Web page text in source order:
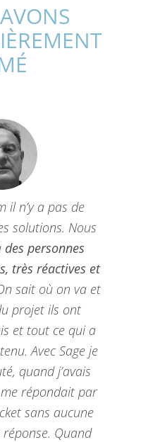
il n’y a pas de
solutions. Nous
des personnes
très réactives et
sait où on va et
projet ils ont
et tout ce qui a
Avec Sage je
quand j’avais
répondait par
sans aucune
Quand